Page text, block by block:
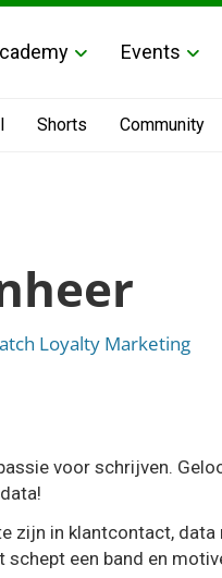
Events
Shorts Community
Loyalty Marketing
voor schrijven.
zijn in klantcontact,
schept een band en